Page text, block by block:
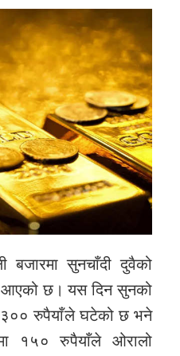
बजारमा सुनचाँदी दुवैको
आएको छ। यस दिन सुनको
३०० रुपैयाँले घटेको छ भने
१५० रुपैयाँले ओरालो